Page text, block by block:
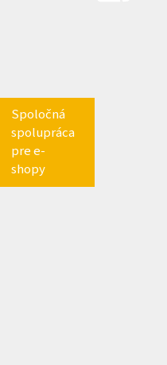
Spoločná
spolupráca
pre e-
shopy